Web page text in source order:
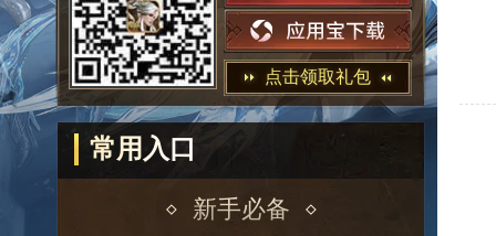
点击领取礼包
常用入口
新手必备